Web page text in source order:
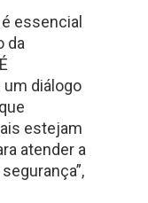
essencial
da
diálogo
estejam
atender a